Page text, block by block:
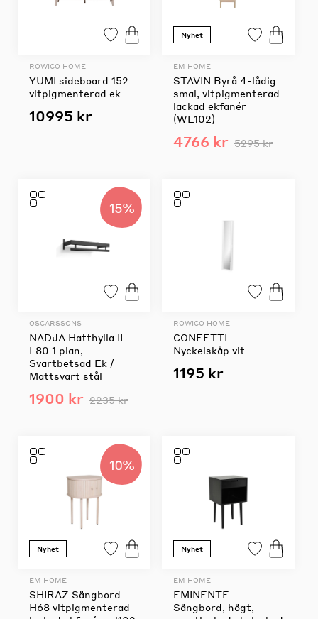
ROWICO HOME
YUMI sideboard 152
vitpigmenterad ek
10995 kr
Nyhet
EM HOME
STAVIN Byrå 4-lådig
smal, vitpigmenterad
lackad ekfanér
(WL102)
4766 kr 5295 kr
15%
OSCARSSONS
NADJA Hatthylla II
L80 1 plan,
Svartbetsad Ek /
Mattsvart stål
1900 kr 2235 kr
ROWICO HOME
CONFETTI
Nyckelskåp vit
1195 kr
10%
Nyhet
EM HOME
SHIRAZ Sängbord
H68 vitpigmenterad
Nyhet
EM HOME
EMINENTE
Sängbord, högt,